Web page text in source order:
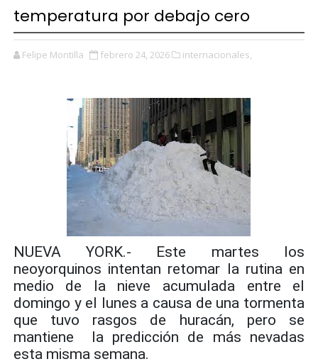
temperatura por debajo cero
Felipe Montilla febrero 24, 2026 internacionales,
NUEVA YORK.- Este martes los
neoyorquinos intentan retomar la rutina en
medio de la nieve acumulada entre el
domingo y el lunes a causa de una tormenta
que tuvo rasgos de huracán, pero se
mantiene la predicción de más nevadas
esta misma semana.